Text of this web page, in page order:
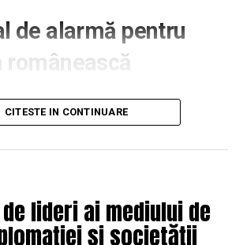
de alarmă pentru
românească
publicat de Institute for
(IMD), la 18 iunie 2026,
mai jos decât în anul anterior –
din ultimii patru ani. România se
Poloniei (locul 41), Ungariei (51) și
urmată îndeaproape doar de Mexic și
CITESTE IN CONTINUARE
lideri ai mediului de
și societății